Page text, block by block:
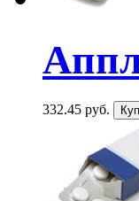
332.45 руб.